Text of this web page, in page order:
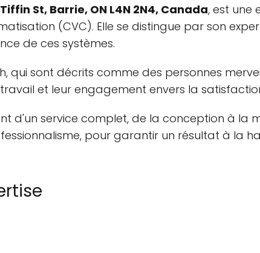
St, Barrie, ON L4N 2N4, Canada, est une
(CVC). Elle se distingue par son
de ces systèmes.
qui sont décrits comme des personnes
et leur engagement envers la
d'un service complet, de la conception à la
pour garantir un résultat à la